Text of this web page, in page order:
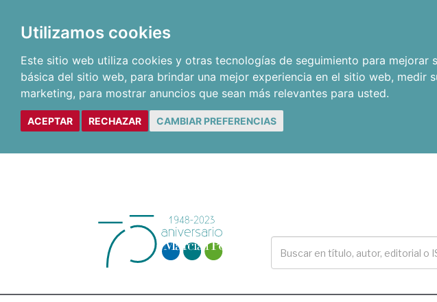
Utilizamos cookies
Este sitio web utiliza cookies y otras tecnologías de seguimiento para mejorar
básica del sitio web, para brindar una mejor experiencia en el sitio web, medir
marketing, para mostrar anuncios que sean más relevantes para usted.
ACEPTAR RECHAZAR CAMBIAR PREFERENCIAS